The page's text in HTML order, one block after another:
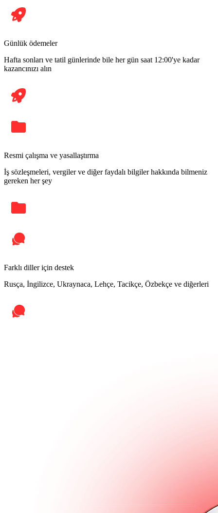
Günlük ödemeler
Hafta sonları ve tatil günlerinde bile her gün saat 12:00'ye kadar
kazancınızı alın
Resmi çalışma ve yasallaştırma
İş sözleşmeleri, vergiler ve diğer faydalı bilgiler hakkında bilmeniz
gereken her şey
Farklı diller için destek
Rusça, İngilizce, Ukraynaca, Lehçe, Tacikçe, Özbekçe ve diğerleri